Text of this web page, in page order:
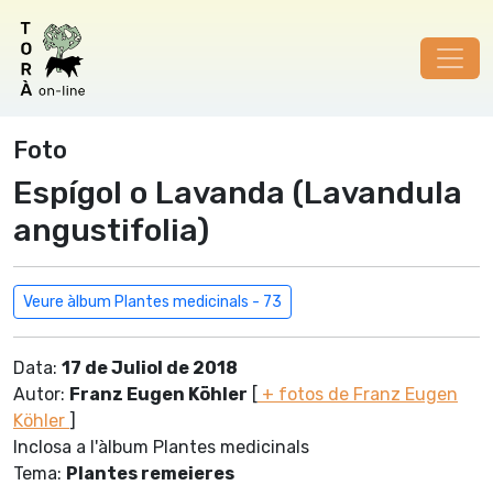
Foto
Espígol o Lavanda (Lavandula
angustifolia)
Veure àlbum Plantes medicinals - 73
Data: 17 de Juliol de 2018
Autor: Franz Eugen Köhler [ + fotos de Franz Eugen
Köhler ]
Inclosa a l'àlbum Plantes medicinals
Tema: Plantes remeieres